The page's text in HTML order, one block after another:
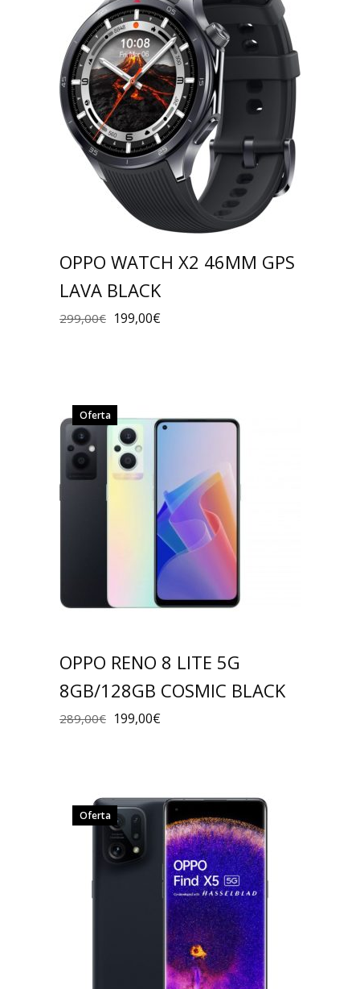
OPPO WATCH X2 46MM GPS
LAVA BLACK
299,00€ 199,00€
Oferta
OPPO RENO 8 LITE 5G
8GB/128GB COSMIC BLACK
289,00€ 199,00€
Oferta